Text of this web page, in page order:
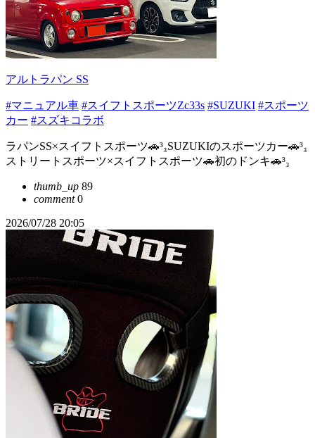
アルトラパン SS
#マニュアル車 #スイフトスポーツZc33s #SUZUKI #スポーツ
カー #スズキコラボ
ラパンSS×スイフトスポーツ🚗³₃SUZUKIのスポーツカー🚗³₃
ストリートスポーツ×スイフトスポーツ🚗初のドンキ🚗³₃
thumb_up 89
comment0
2026/07/28 20:05